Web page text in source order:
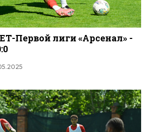
Первой лиги «Арсенал» -